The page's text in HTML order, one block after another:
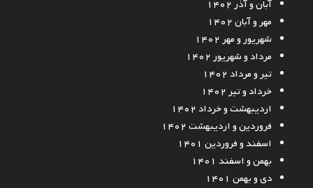
آبان و آذر ۱۴۰۲
مهر و آبان ۱۴۰۲
شهریور و مهر ۱۴۰۲
مرداد و شهریور ۱۴۰۲
تیر و مرداد ۱۴۰۲
خرداد و تیر ۱۴۰۲
اردیبهشت و خرداد ۱۴۰۲
فروردین و اردیبهشت ۱۴۰۲
اسفند و فروردین ۱۴۰۱
بهمن و اسفند ۱۴۰۱
دی و بهمن ۱۴۰۱